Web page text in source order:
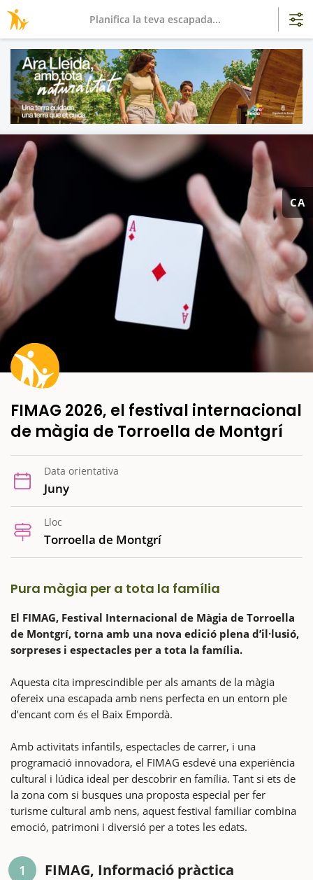
CA
FIMAG 2026, el festival internacional
de màgia de Torroella de Montgrí
Data orientativa
Juny
Lloc
Torroella de Montgrí
Pura màgia per a tota la família
El FIMAG, Festival Internacional de Màgia de Torroella
de Montgrí, torna amb una nova edició plena d’il·lusió,
sorpreses i espectacles per a tota la família.
Aquesta cita imprescindible per als amants de la màgia
ofereix una escapada amb nens perfecta en un entorn ple
d’encant com és el Baix Empordà.
Amb activitats infantils, espectacles de carrer, i una
programació innovadora, el FIMAG esdevé una experiència
cultural i lúdica ideal per descobrir en família. Tant si ets de
la zona com si busques una proposta especial per fer
turisme cultural amb nens, aquest festival familiar combina
emoció, patrimoni i diversió per a totes les edats.
1 FIMAG, Informació pràctica
Planifica la teva escapada...